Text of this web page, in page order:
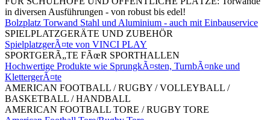
in diversen Ausführungen - von robust bis edel!
Bolzplatz Torwand Stahl und Aluminium - auch mit Einbauservice
SPIELPLATZGERÄTE UND ZUBEHÖR
SpielplatzgerÃ¤te von VINCI PLAY
SPORTGERÃ„TE FÃœR SPORTHALLEN
Hochwertige Produkte wie SprungkÃ¤sten, TurnbÃ¤nke und
KlettergerÃ¤te
AMERICAN FOOTBALL / RUGBY / VOLLEYBALL /
BASKETBALL / HANDBALL
AMERICAN FOOTBALL TORE / RUGBY TORE